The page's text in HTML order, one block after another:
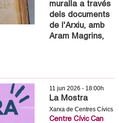
muralla a través
dels documents
de l'Arxiu, amb
Aram Magrins,
11 jun 2026 - 18:00h
La Mostra
Xarxa de Centres Cívics
Centre Cívic Can